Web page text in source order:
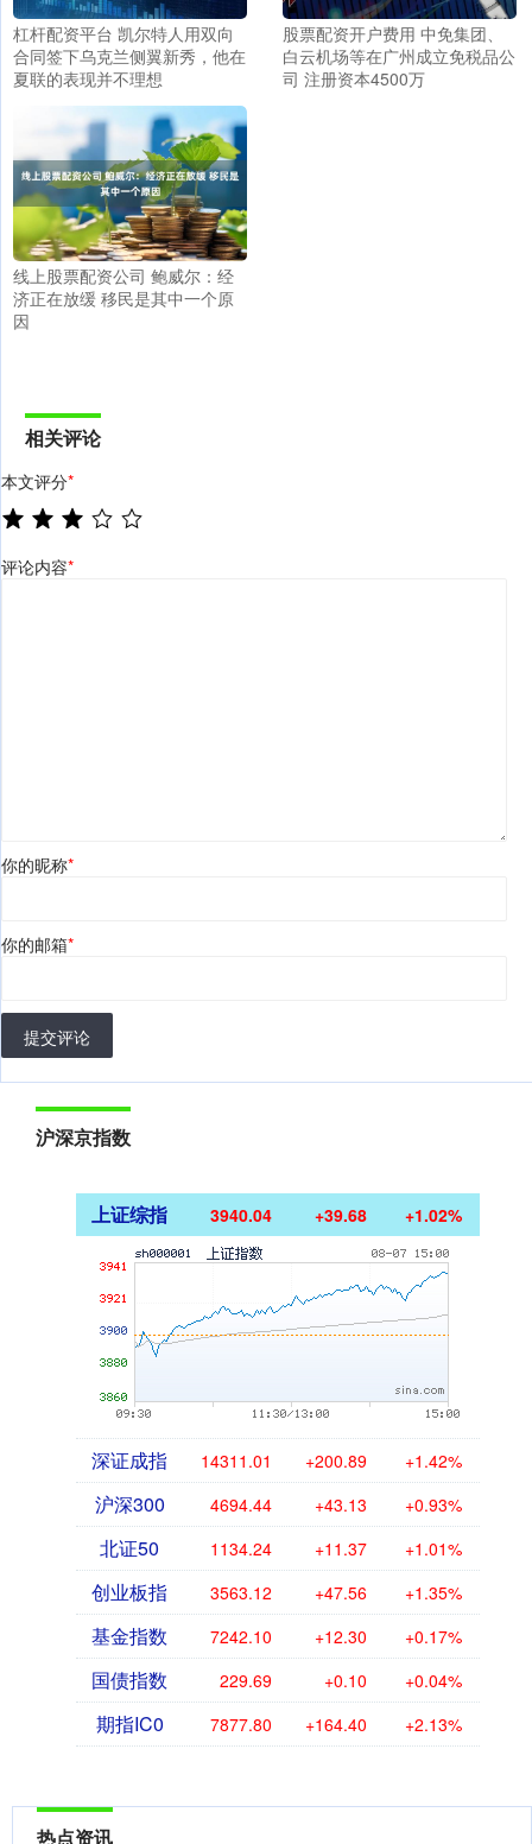
杠杆配资平台 凯尔特人用双向
合同签下乌克兰侧翼新秀，他在
夏联的表现并不理想
股票配资开户费用 中免集团、
白云机场等在广州成立免税品公
司 注册资本4500万
线上股票配资公司 鲍威尔：经
济正在放缓 移民是其中一个原
因
相关评论
本文评分*
评论内容*
你的昵称*
你的邮箱*
提交评论
沪深京指数
上证综指 3940.04 +39.68 +1.02%
深证成指 14311.01 +200.89 +1.42%
沪深300 4694.44 +43.13 +0.93%
北证50 1134.24 +11.37 +1.01%
创业板指 3563.12 +47.56 +1.35%
基金指数 7242.10 +12.30 +0.17%
国债指数 229.69 +0.10 +0.04%
期指IC0 7877.80 +164.40 +2.13%
热点资讯